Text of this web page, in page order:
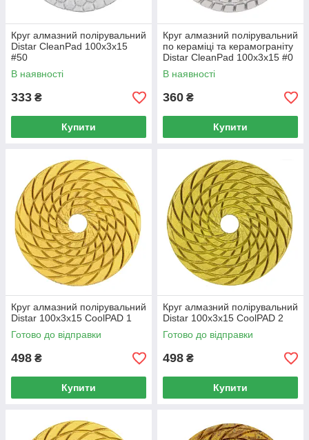
Круг алмазний полірувальний
Distar CleanPad 100x3x15
#50
В наявності
333 ₴
Купити
Круг алмазний полірувальний
по кераміці та керамограніту
Distar CleanPad 100x3x15 #0
В наявності
360 ₴
Купити
Круг алмазний полірувальний
Distar 100x3x15 CoolPAD 1
Готово до відправки
498 ₴
Купити
Круг алмазний полірувальний
Distar 100x3x15 CoolPAD 2
Готово до відправки
498 ₴
Купити